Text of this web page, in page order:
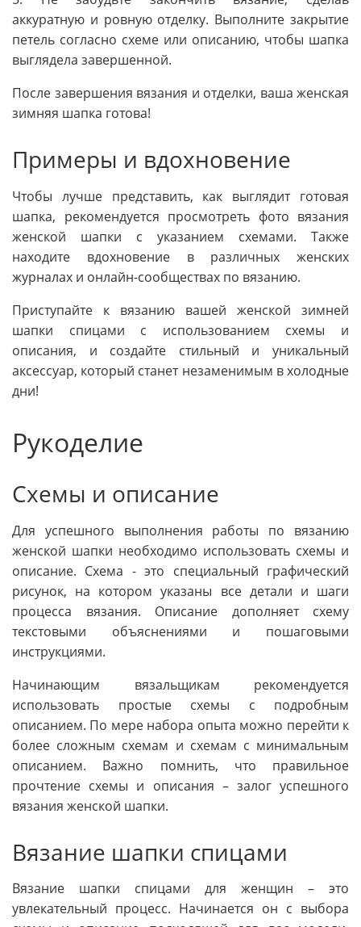
аккуратную и ровную отделку. Выполните закрытие
петель согласно схеме или описанию, чтобы шапка
выглядела завершенной.
После завершения вязания и отделки, ваша женская
зимняя шапка готова!
Примеры и вдохновение
Чтобы лучше представить, как выглядит готовая
шапка, рекомендуется просмотреть фото вязания
женской шапки с указанием схемами. Также
находите вдохновение в различных женских
журналах и онлайн-сообществах по вязанию.
Приступайте к вязанию вашей женской зимней
шапки спицами с использованием схемы и
описания, и создайте стильный и уникальный
аксессуар, который станет незаменимым в холодные
дни!
Рукоделие
Схемы и описание
Для успешного выполнения работы по вязанию
женской шапки необходимо использовать схемы и
описание. Схема - это специальный графический
рисунок, на котором указаны все детали и шаги
процесса вязания. Описание дополняет схему
текстовыми объяснениями и пошаговыми
инструкциями.
Начинающим вязальщикам рекомендуется
использовать простые схемы с подробным
описанием. По мере набора опыта можно перейти к
более сложным схемам и схемам с минимальным
описанием. Важно помнить, что правильное
прочтение схемы и описания – залог успешного
вязания женской шапки.
Вязание шапки спицами
Вязание шапки спицами для женщин – это
увлекательный процесс. Начинается он с выбора